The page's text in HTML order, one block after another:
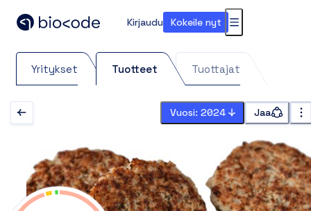
Kirjaudu Kokeile nyt
Valikko
Yritykset Tuotteet Tuottajat
Vuosi: 2024 Jaa